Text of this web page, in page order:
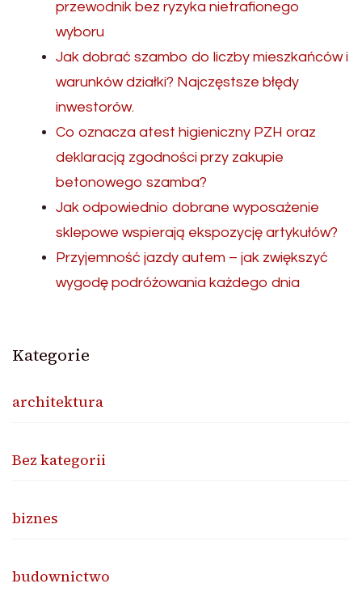
przewodnik bez ryzyka nietrafionego
wyboru
Jak dobrać szambo do liczby mieszkańców i
warunków działki? Najczęstsze błędy
inwestorów.
Co oznacza atest higieniczny PZH oraz
deklaracją zgodności przy zakupie
betonowego szamba?
Jak odpowiednio dobrane wyposażenie
sklepowe wspierają ekspozycję artykułów?
Przyjemność jazdy autem – jak zwiększyć
wygodę podróżowania każdego dnia
Kategorie
architektura
Bez kategorii
biznes
budownictwo